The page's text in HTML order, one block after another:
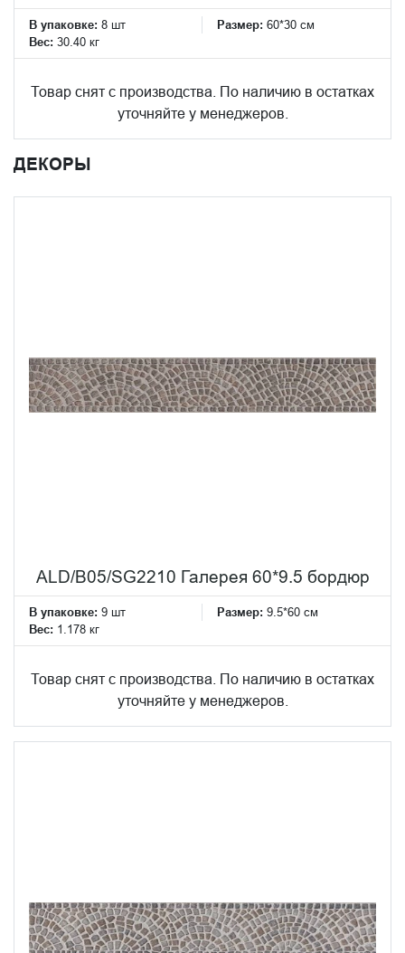
В упаковке: 8 шт Размер: 60*30 см
Вес: 30.40 кг
Товар снят с производства. По наличию в остатках
уточняйте у менеджеров.
ДЕКОРЫ
ALD/B05/SG2210 Галерея 60*9.5 бордюр
В упаковке: 9 шт Размер: 9.5*60 см
Вес: 1.178 кг
Товар снят с производства. По наличию в остатках
уточняйте у менеджеров.